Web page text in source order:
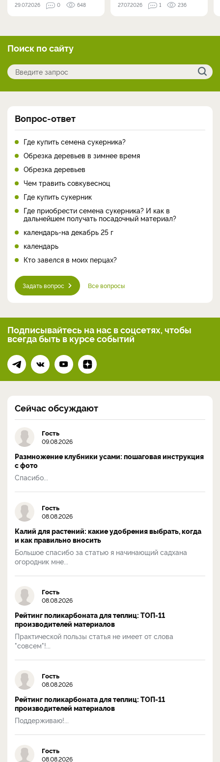
29.07.2026 0 648 27.07.2026 1 236
Поиск по сайту
Вопрос-ответ
Где купить семена сукерника?
Обрезка деревьев в зимнее время
Обрезка деревьев
Чем травить совкувесноц
Где купить сукерник
Где приобрести семена сукерника? И как в
дальнейшем получать посадочный материал?
календарь-на декабрь 25 г
календарь
Кто завелся в моих перцах?
Задать вопрос Все вопросы
Подписывайтесь на нас в соцсетях, чтобы
всегдабыть в курсе событий
Сейчас обсуждают
Гость
09.08.2026
Размножение клубники усами: пошаговая инструкция
с фото
Спасибо...
Гость
08.08.2026
Калий для растений: какие удобрения выбрать, когда
и как правильно вносить
Большое спасибо за статью я начинающий садхана
огородник мне...
Гость
08.08.2026
Рейтинг поликарбоната для теплиц: ТОП-11
производителей материалов
Практической пользы статья не имеет от слова
"совсем"!...
Гость
08.08.2026
Рейтинг поликарбоната для теплиц: ТОП-11
производителей материалов
Поддерживаю!...
Гость
08.08.2026